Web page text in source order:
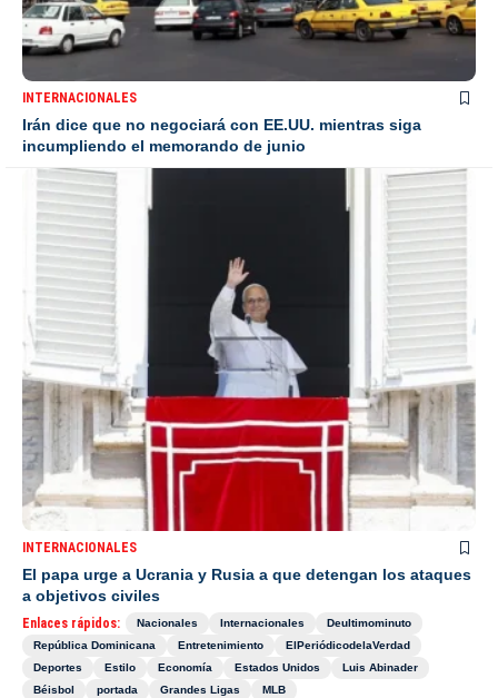
INTERNACIONALES
Irán dice que no negociará con EE.UU. mientras siga
incumpliendo el memorando de junio
INTERNACIONALES
El papa urge a Ucrania y Rusia a que detengan los ataques
a objetivos civiles
Enlaces rápidos: Nacionales Internacionales
Deultimominuto
República Dominicana
Entretenimiento
ElPeriódicodelaVerdad
Deportes
Estilo Economía Estados Unidos
Luis Abinader
Béisbol
portada Grandes Ligas MLB